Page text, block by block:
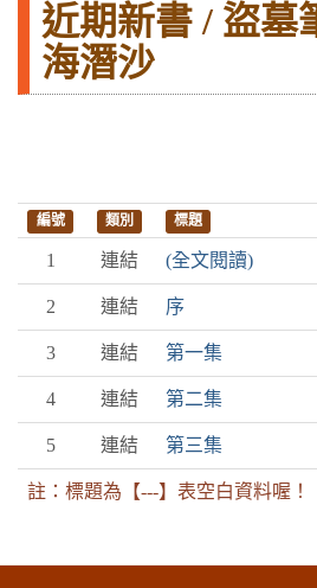
近期新書 / 盜墓
海潛沙
編號 類別 標題
1 連結 (全文閱讀)
2 連結 序
3 連結 第一集
4 連結 第二集
5 連結 第三集
註：標題為【---】表空白資料喔！